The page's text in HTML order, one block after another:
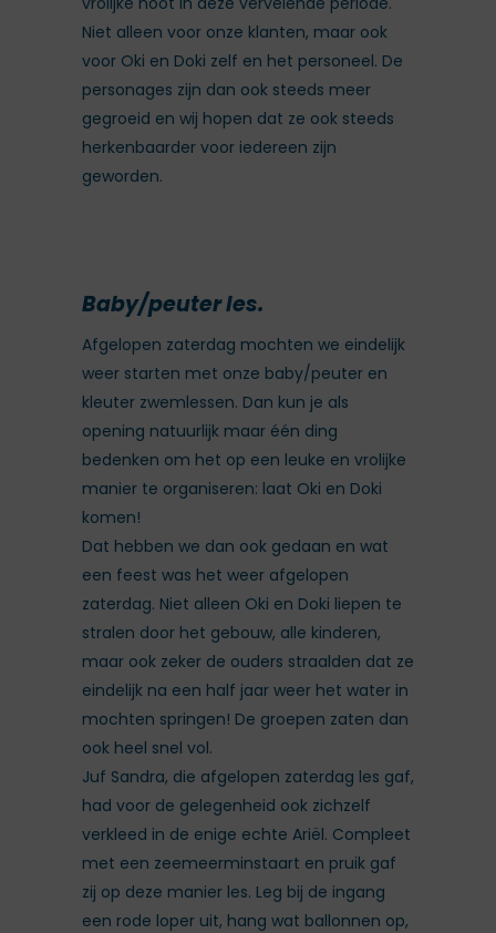
Niet alleen voor onze klanten, maar ook
voor Oki en Doki zelf en het personeel. De
personages zijn dan ook steeds meer
gegroeid en wij hopen dat ze ook steeds
herkenbaarder voor iedereen zijn
geworden.
Baby/peuter les.
Afgelopen zaterdag mochten we eindelijk
weer starten met onze baby/peuter en
kleuter zwemlessen. Dan kun je als
opening natuurlijk maar één ding
bedenken om het op een leuke en vrolijke
manier te organiseren: laat Oki en Doki
komen!
Dat hebben we dan ook gedaan en wat
een feest was het weer afgelopen
zaterdag. Niet alleen Oki en Doki liepen te
stralen door het gebouw, alle kinderen,
maar ook zeker de ouders straalden dat ze
eindelijk na een half jaar weer het water in
mochten springen! De groepen zaten dan
ook heel snel vol.
Juf Sandra, die afgelopen zaterdag les gaf,
had voor de gelegenheid ook zichzelf
verkleed in de enige echte Ariël. Compleet
met een zeemeerminstaart en pruik gaf
zij op deze manier les. Leg bij de ingang
een rode loper uit, hang wat ballonnen op,